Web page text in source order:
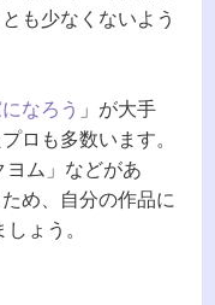
も少なくないよう
なろう 」が大手
ロも多数います。
ム」などがあ
め、自分の作品に
ょう。